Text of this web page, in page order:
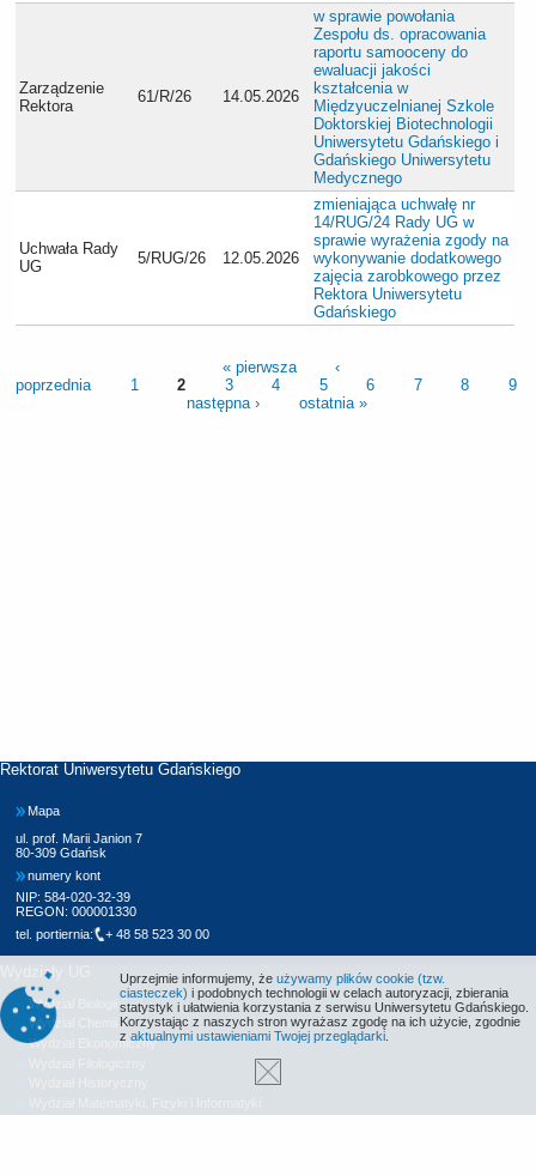
Zarządzenie
Rektora
61/R/26 14.05.2026
w sprawie powołania
Zespołu ds. opracowania
raportu samooceny do
ewaluacji jakości
kształcenia w
Międzyuczelnianej Szkole
Doktorskiej Biotechnologii
Uniwersytetu Gdańskiego i
Gdańskiego Uniwersytetu
Medycznego
Uchwała Rady
UG
5/RUG/26 12.05.2026
zmieniająca uchwałę nr
14/RUG/24 Rady UG w
sprawie wyrażenia zgody na
wykonywanie dodatkowego
zajęcia zarobkowego przez
Rektora Uniwersytetu
Gdańskiego
« pierwsza
‹
poprzednia
1 2 3 4 5 6 7 8
9
następna ›
ostatnia »
Rektorat Uniwersytetu Gdańskiego
Mapa
ul. prof. Marii Janion 7
80-309 Gdańsk
numery kont
NIP: 584-020-32-39
REGON: 000001330
tel. portiernia:
+ 48 58 523 30 00
Wydziały UG
Wydział Biologii
Wydział Chemii
Wydział Ekonomiczny
Uprzejmie informujemy, że używamy plików cookie (tzw.
ciasteczek) i podobnych technologii w celach autoryzacji, zbierania
statystyk i ułatwienia korzystania z serwisu Uniwersytetu Gdańskiego.
Korzystając z naszych stron wyrażasz zgodę na ich użycie, zgodnie
z aktualnymi ustawieniami Twojej przeglądarki